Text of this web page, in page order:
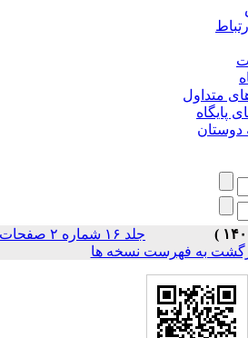
جلد ۱۶ شماره ۲ صفحات
به فهرست نسخه ها